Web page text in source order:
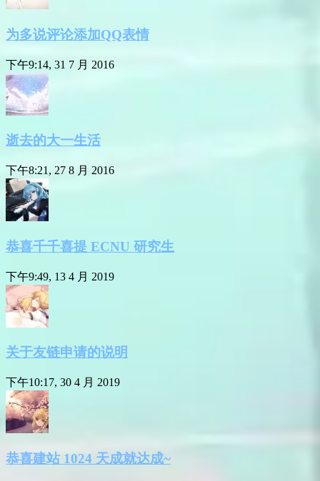
为多说评论添加QQ表情
下午9:14, 31 7 月 2016
逝去的大一生活
下午8:21, 27 8 月 2016
恭喜千千喜提 ECNU 研究生
下午9:49, 13 4 月 2019
关于友链申请的说明
下午10:17, 30 4 月 2019
恭喜建站 1024 天成就达成~